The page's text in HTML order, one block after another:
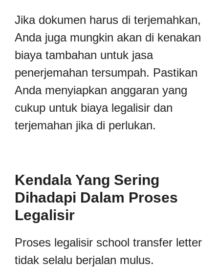
Jika dokumen harus di terjemahkan,
Anda juga mungkin akan di kenakan
biaya tambahan untuk jasa
penerjemahan tersumpah. Pastikan
Anda menyiapkan anggaran yang
cukup untuk biaya legalisir dan
terjemahan jika di perlukan.
Kendala Yang Sering
Dihadapi Dalam Proses
Legalisir
Proses legalisir school transfer letter
tidak selalu berjalan mulus.